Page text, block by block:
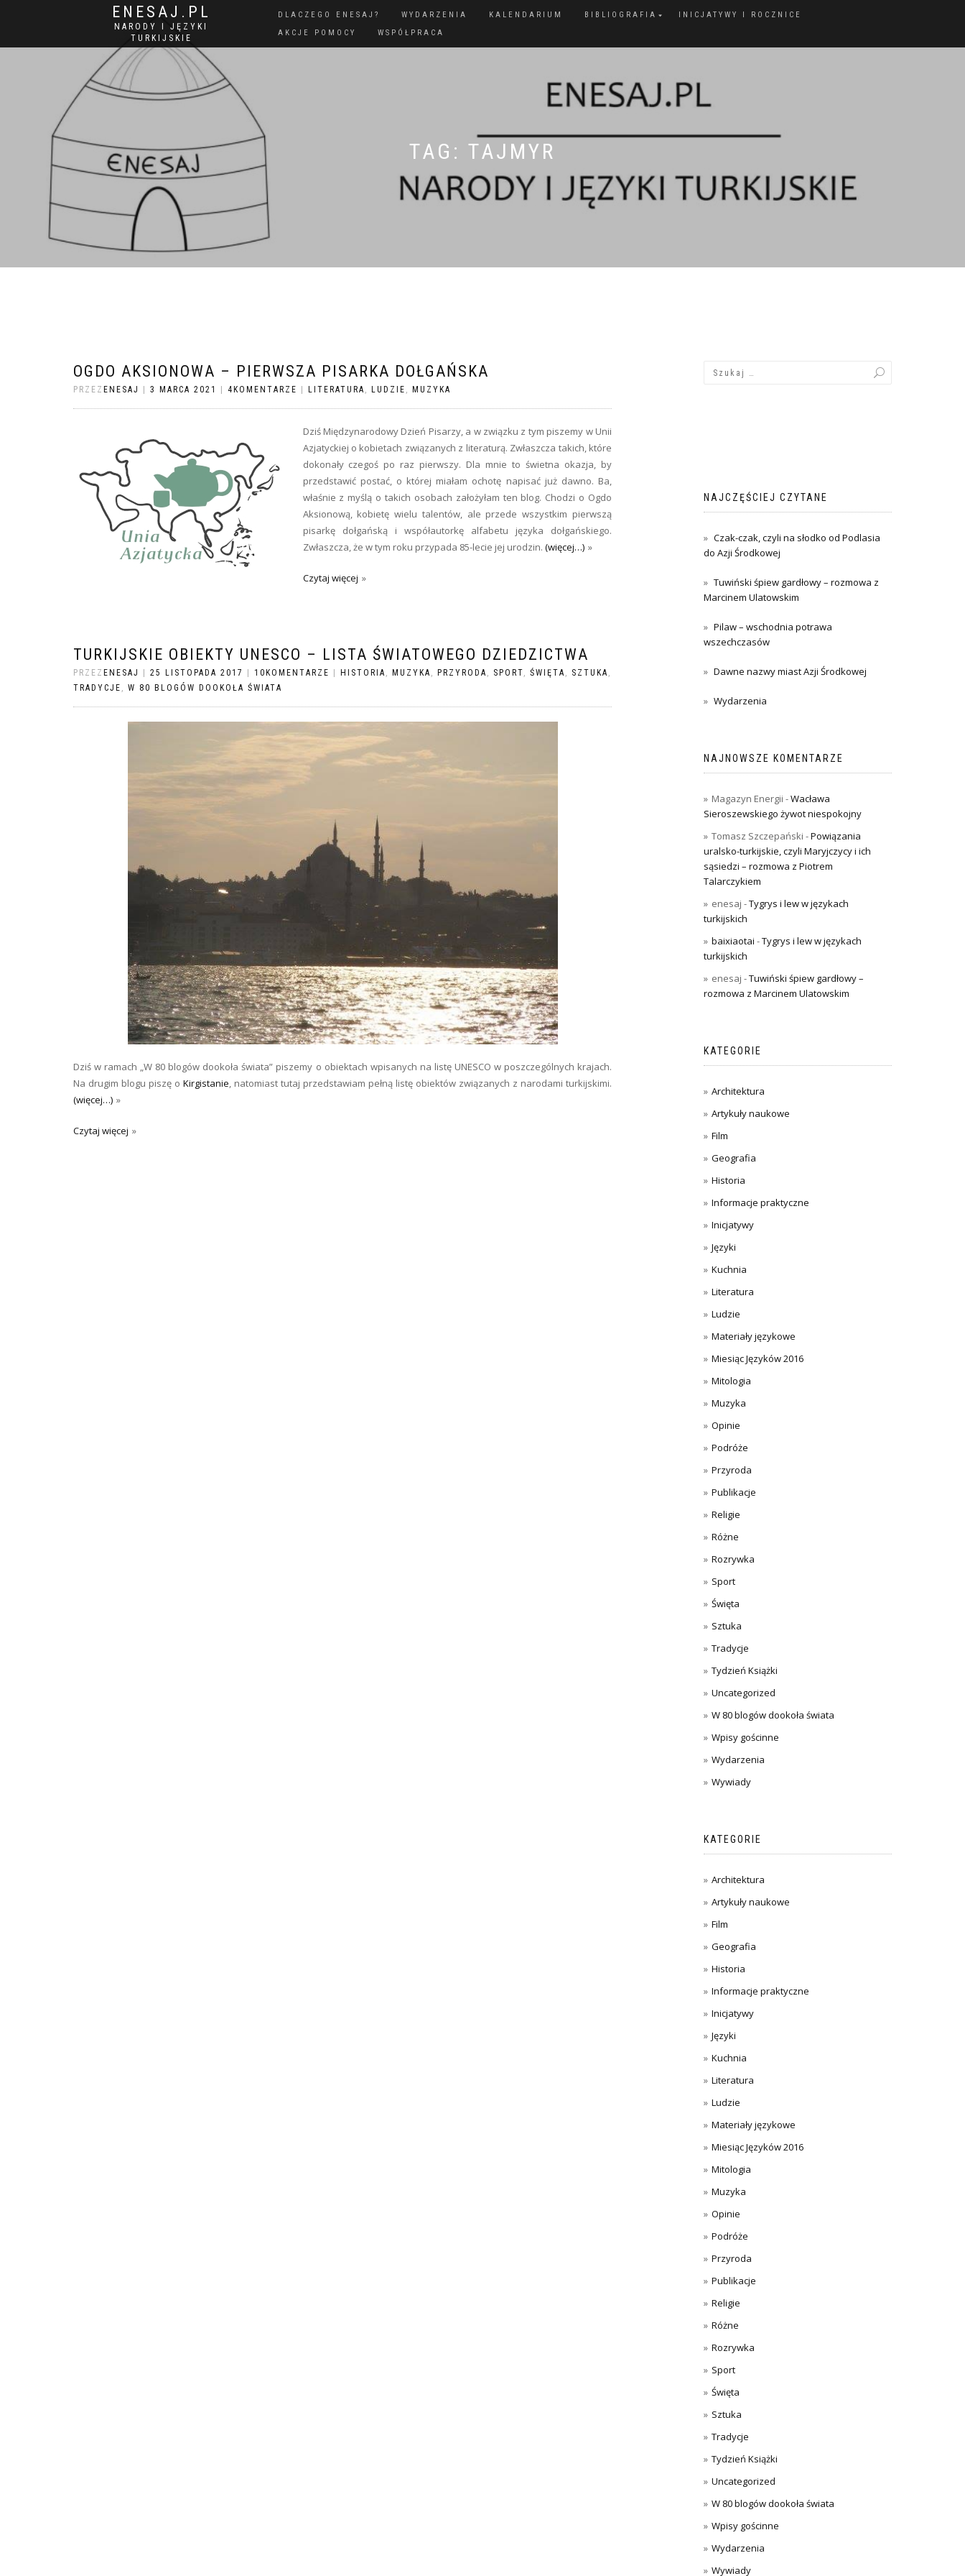
ENESAJ.PL
NARODY I JĘZYKI
TURKIJSKIE
DLACZEGO ENESAJ? WYDARZENIA KALENDARIUM BIBLIOGRAFIA
INICJATYWY I ROCZNICE
AKCJE POMOCY
WSPÓŁPRACA
TAG: TAJMYR
OGDO AKSIONOWA – PIERWSZA PISARKA DOŁGAŃSKA
PRZEZ ENESAJ 3 MARCA 2021 4KOMENTARZE LITERATURA , LUDZIE , MUZYKA
Dziś Międzynarodowy Dzień Pisarzy, a w związku z tym piszemy w Unii
Azjatyckiej o kobietach związanych z literaturą. Zwłaszcza takich, które
dokonały czegoś po raz pierwszy. Dla mnie to świetna okazja, by
przedstawić postać, o której miałam ochotę napisać już dawno. Ba,
właśnie z myślą o takich osobach założyłam ten blog. Chodzi o Ogdo
Aksionową, kobietę wielu talentów, ale przede wszystkim pierwszą
pisarkę dołgańską i współautorkę alfabetu języka dołgańskiego.
Zwłaszcza, że w tym roku przypada 85-lecie jej urodzin. (więcej…)
Czytaj więcej
TURKIJSKIE OBIEKTY UNESCO – LISTA ŚWIATOWEGO DZIEDZICTWA
PRZEZ ENESAJ 25 LISTOPADA 2017 10KOMENTARZE HISTORIA , MUZYKA , PRZYRODA , SPORT, ŚWIĘTA , SZTUKA ,
TRADYCJE , W 80 BLOGÓW DOOKOŁA ŚWIATA
Dziś w ramach „W 80 blogów dookoła świata” piszemy o obiektach wpisanych na listę UNESCO w poszczególnych krajach.
Na drugim blogu piszę o Kirgistanie, natomiast tutaj przedstawiam pełną listę obiektów związanych z narodami turkijskimi.
(więcej…)
Czytaj więcej
NAJCZĘŚCIEJ CZYTANE
Czak-czak, czyli na słodko od Podlasia
do Azji Środkowej
Tuwiński śpiew gardłowy – rozmowa z
Marcinem Ulatowskim
Pilaw – wschodnia potrawa
wszechczasów
Dawne nazwy miast Azji Środkowej
Wydarzenia
NAJNOWSZE KOMENTARZE
Magazyn Energii -Wacława
Sieroszewskiego żywot niespokojny
Tomasz Szczepański -Powiązania
uralsko-turkijskie, czyli Maryjczycy i ich
sąsiedzi – rozmowa z Piotrem
Talarczykiem
enesaj -Tygrys i lew w językach
turkijskich
baixiaotai -Tygrys i lew w językach
turkijskich
enesaj -Tuwiński śpiew gardłowy –
rozmowa z Marcinem Ulatowskim
KATEGORIE
Architektura
Artykuły naukowe
Film
Geografia
Historia
Informacje praktyczne
Inicjatywy
Języki
Kuchnia
Literatura
Ludzie
Materiały językowe
Miesiąc Języków 2016
Mitologia
Muzyka
Opinie
Podróże
Przyroda
Publikacje
Religie
Różne
Rozrywka
Sport
Święta
Sztuka
Tradycje
Tydzień Książki
Uncategorized
W 80 blogów dookoła świata
Wpisy gościnne
Wydarzenia
Wywiady
KATEGORIE
Architektura
Artykuły naukowe
Film
Geografia
Historia
Informacje praktyczne
Inicjatywy
Języki
Kuchnia
Literatura
Ludzie
Materiały językowe
Miesiąc Języków 2016
Mitologia
Muzyka
Opinie
Podróże
Przyroda
Publikacje
Religie
Różne
Rozrywka
Sport
Święta
Sztuka
Tradycje
Tydzień Książki
Uncategorized
W 80 blogów dookoła świata
Wpisy gościnne
Wydarzenia
Wywiady